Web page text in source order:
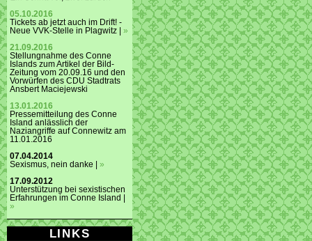
05.10.2016
Tickets ab jetzt auch im Drift! -
Neue VVK-Stelle in Plagwitz | »
21.09.2016
Stellungnahme des Conne
Islands zum Artikel der Bild-
Zeitung vom 20.09.16 und den
Vorwürfen des CDU Stadtrats
Ansbert Maciejewski
13.01.2016
Pressemitteilung des Conne
Island anlässlich der
Naziangriffe auf Connewitz am
11.01.2016
07.04.2014
Sexismus, nein danke | »
17.09.2012
Unterstützung bei sexistischen
Erfahrungen im Conne Island |
»
LINKS